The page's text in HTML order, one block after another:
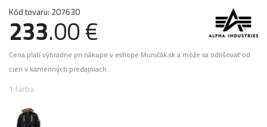
Kód tovaru: 207630
233.00 €
Cena platí výhradne pri nákupe v eshope Muničák.sk a môže sa odlišovať od
cien v kamenných predajniach.
1 farba